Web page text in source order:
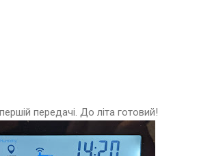
передачі. До літа готовий!